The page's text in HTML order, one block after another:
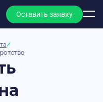
Оставить заявку